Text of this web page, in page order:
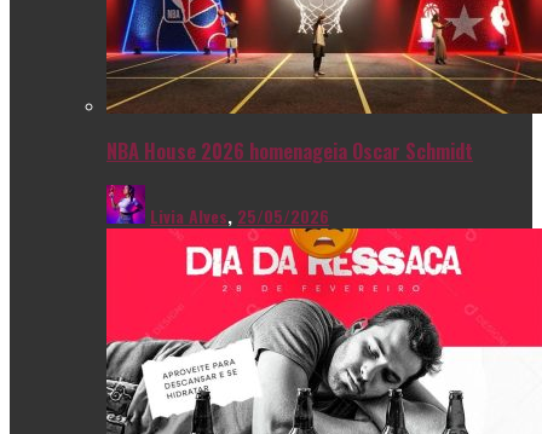
NBA House 2026 homenageia Oscar Schmidt
Livia Alves, 25/05/2026